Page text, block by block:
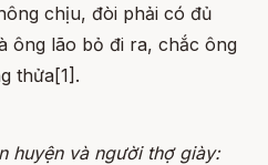
chịu, đòi phải có đủ
ông lão bỏ đi ra, chắc ông
thửa[1].
huyện và người thợ giày: